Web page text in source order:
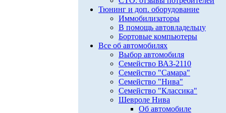
Тюнинг и доп. оборудование
Иммобилизаторы
В помощь автовладельцу
Бортовые компьютеры
Все об автомобилях
Выбор автомобиля
Семейство ВАЗ-2110
Семейство "Самара"
Семейство "Нива"
Семейство "Классика"
Шевроле Нива
Об автомобиле